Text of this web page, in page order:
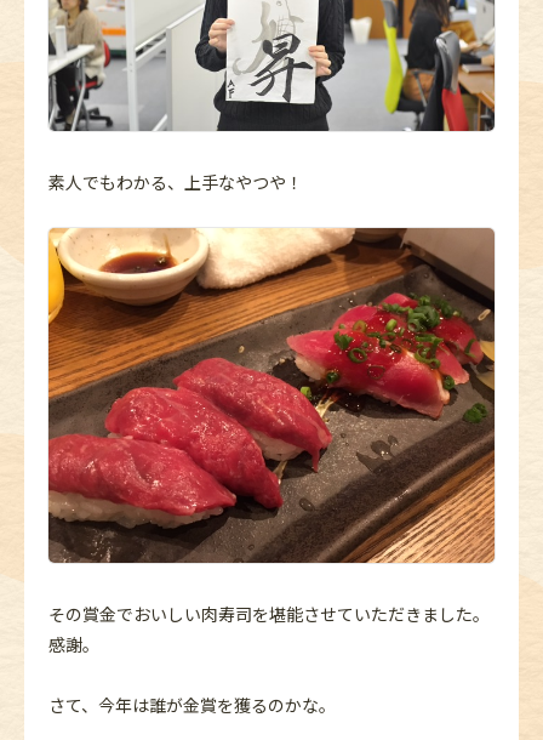
素人でもわかる、上手なやつや！
その賞金でおいしい肉寿司を堪能させていただきました。
感謝。
さて、今年は誰が金賞を獲るのかな。